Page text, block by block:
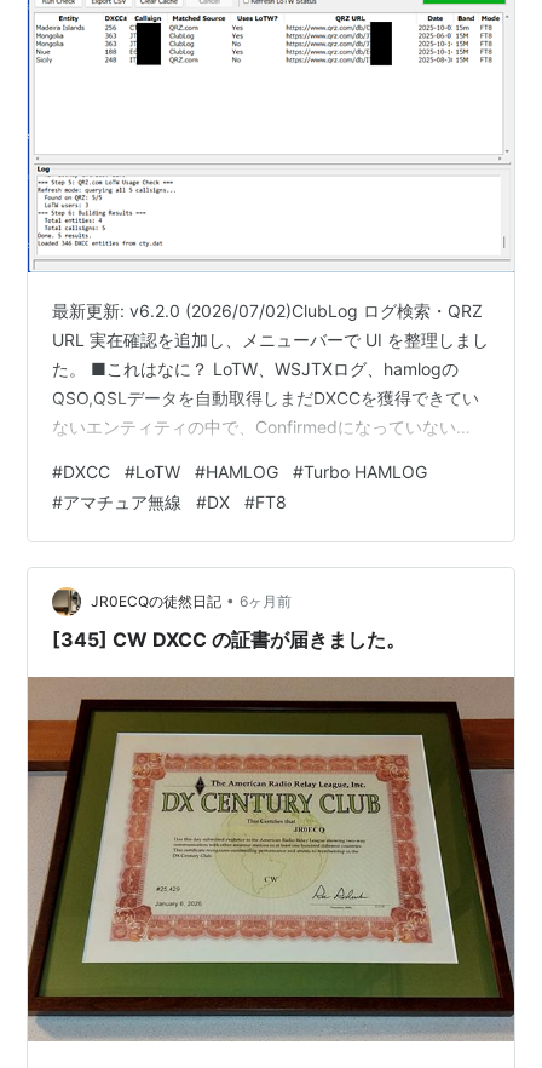
最新更新: v6.2.0 (2026/07/02)ClubLog ログ検索・QRZ
URL 実在確認を追加し、メニューバーで UI を整理しまし
た。 ■これはなに？ LoTW、WSJTXログ、hamlogの
QSO,QSLデータを自動取得しまだDXCCを獲得できてい
ないエンティティの中で、Confirmedになっていない
方向ログマッチできているQSO・オンラインログでマッ
チしていないQSO（v6以降、既定OFF）を一覧表示でき
ます。 バンド・モード別のフィルタリングにも対応して
います。複数コールサイン対応 Confirmed (Lo…
#DXCC #LoTW #HAMLOG #Turbo HAMLOG
#アマチュア無線 #DX #FT8
JR0ECQの徒然日記 • 6ヶ月前
[345] CW DXCC の証書が届きました。